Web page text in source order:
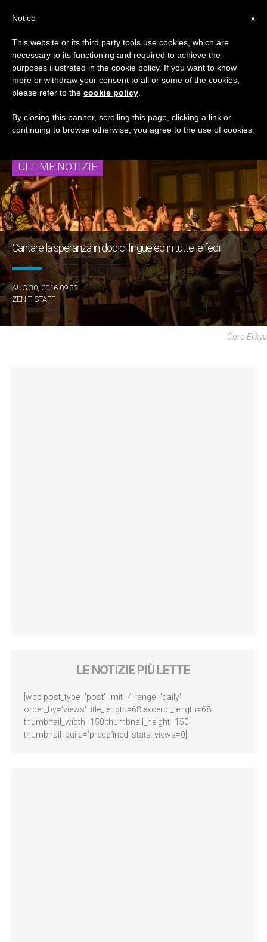
TAG
Posts Tagged
‘Raymond Bahati’
ULTIME NOTIZIE
Cantare la speranza in dodici lingue ed in tutte le fedi
AUG 30, 2016 09:33
ZENIT STAFF
Coro Elikya
LE NOTIZIE PIÙ LETTE
[wpp post_type='post' limit=4 range='daily'
order_by='views' title_length=68 excerpt_length=68
thumbnail_width=150 thumbnail_height=150
thumbnail_build='predefined' stats_views=0]
x
Notice
This website or its third party tools use cookies, which are
necessary to its functioning and required to achieve the
purposes illustrated in the cookie policy. If you want to know
more or withdraw your consent to all or some of the cookies,
please refer to the cookie policy
By closing this banner, scrolling this page, clicking a link or
continuing to browse otherwise, you agree to the use of cookies.